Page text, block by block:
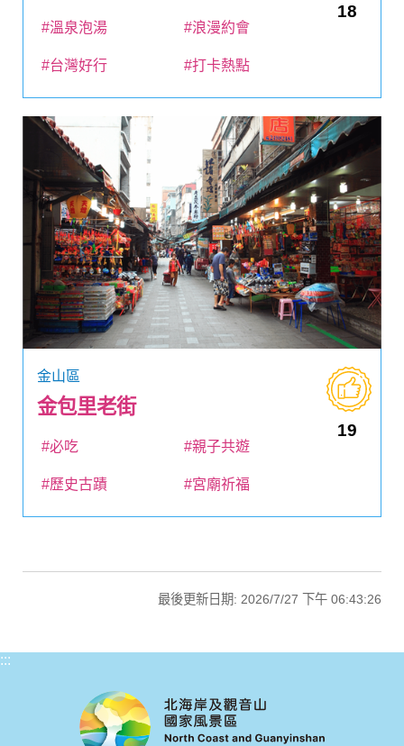
18
#溫泉泡湯 #浪漫約會
#台灣好行 #打卡熱點
金山區
金包里老街
19
#必吃 #親子共遊
#歷史古蹟 #宮廟祈福
最後更新日期: 2026/7/27 下午 06:43:26
:::